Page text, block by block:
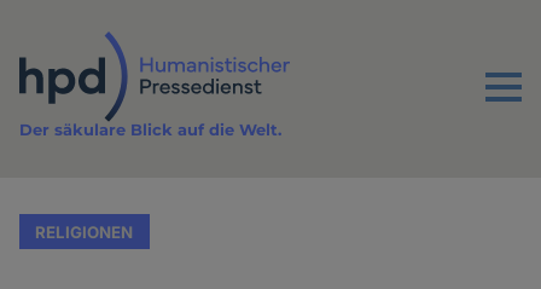
Inhalt
Menu
Der säkulare Blick auf die Welt.
RELIGIONEN